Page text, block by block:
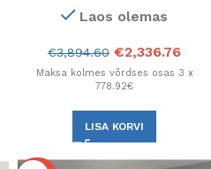
konfiguratsioonid.
Laos olemas
€3,894.60 €2,336.76
Maksa kolmes võrdses osas 3 x
778.92€
LISA KORVI